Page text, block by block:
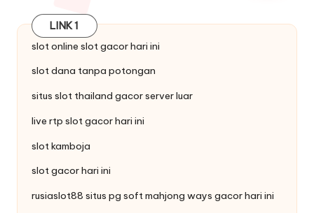
LINK 1
slot online slot gacor hari ini
slot dana tanpa potongan
situs slot thailand gacor server luar
live rtp slotgacor hari ini
slot kamboja
slot gacor hari ini
rusiaslot88 situs pg softmahjong ways gacor hari ini